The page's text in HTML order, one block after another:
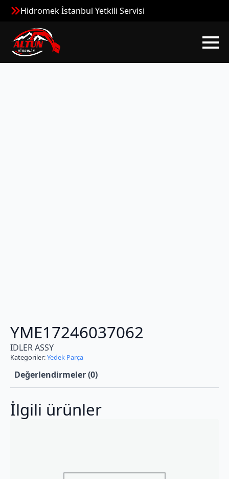
Hidromek İstanbul Yetkili Servisi
YME17246037062
IDLER ASSY
Kategoriler:Yedek Parça
Değerlendirmeler (0)
İlgili ürünler